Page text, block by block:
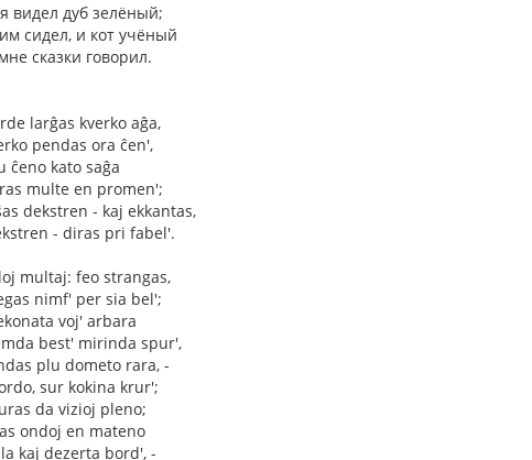
видел дуб зелёный;
сидел, и кот учёный
сказки говорил.
larĝas kverko aĝa,
pendas ora ĉen',
ĉeno kato saĝa
multe en promen';
dekstren - kaj ekkantas,
- diras pri fabel'.
multaj: feo strangas,
nimf' per sia bel';
voj' arbara
best' mirinda spur',
plu dometo rara, -
sur kokina krur';
da vizioj pleno;
ondoj en mateno
kaj dezerta bord', -